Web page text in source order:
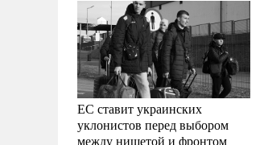
ЕС ставит украинских
уклонистов перед выбором
между нищетой и фронтом